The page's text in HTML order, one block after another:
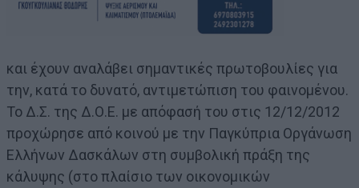
και έχουν αναλάβει σημαντικές πρωτοβουλίες για
την, κατά το δυνατό, αντιμετώπιση του φαινομένου.
Το Δ.Σ. της Δ.Ο.Ε. με απόφασή του στις 12/12/2012
προχώρησε από κοινού με την Παγκύπρια Οργάνωση
Ελλήνων Δασκάλων στη συμβολική πράξη της
κάλυψης (στο πλαίσιο των οικονομικών